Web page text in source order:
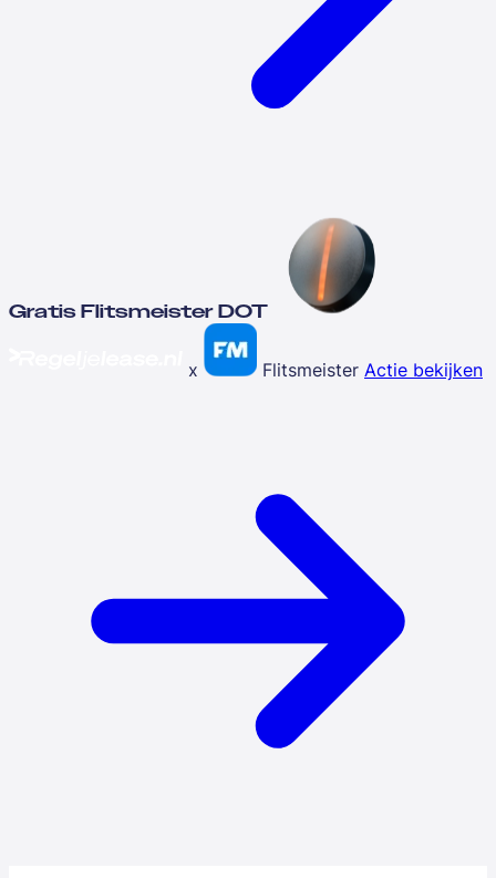
Gratis Flitsmeister DOT
x Flitsmeister Actie bekijken